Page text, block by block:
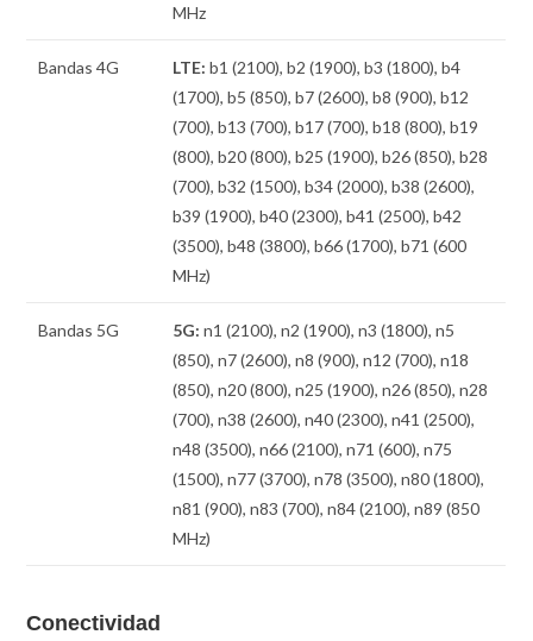
MHz
Bandas 4G LTE: b1 (2100), b2 (1900), b3 (1800), b4
(1700), b5 (850), b7 (2600), b8 (900), b12
(700), b13 (700), b17 (700), b18 (800), b19
(800), b20 (800), b25 (1900), b26 (850), b28
(700), b32 (1500), b34 (2000), b38 (2600),
b39 (1900), b40 (2300), b41 (2500), b42
(3500), b48 (3800), b66 (1700), b71 (600
MHz)
Bandas 5G 5G: n1 (2100), n2 (1900), n3 (1800), n5
(850), n7 (2600), n8 (900), n12 (700), n18
(850), n20 (800), n25 (1900), n26 (850), n28
(700), n38 (2600), n40 (2300), n41 (2500),
n48 (3500), n66 (2100), n71 (600), n75
(1500), n77 (3700), n78 (3500), n80 (1800),
n81 (900), n83 (700), n84 (2100), n89 (850
MHz)
Conectividad